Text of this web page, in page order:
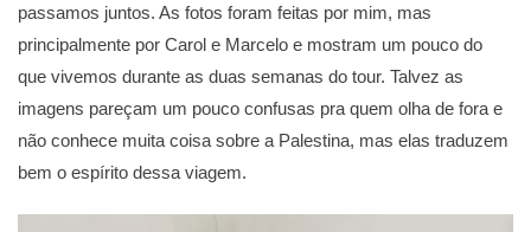
passamos juntos. As fotos foram feitas por mim, mas
principalmente por Carol e Marcelo e mostram um pouco do
que vivemos durante as duas semanas do tour. Talvez as
imagens pareçam um pouco confusas pra quem olha de fora e
não conhece muita coisa sobre a Palestina, mas elas traduzem
bem o espírito dessa viagem.